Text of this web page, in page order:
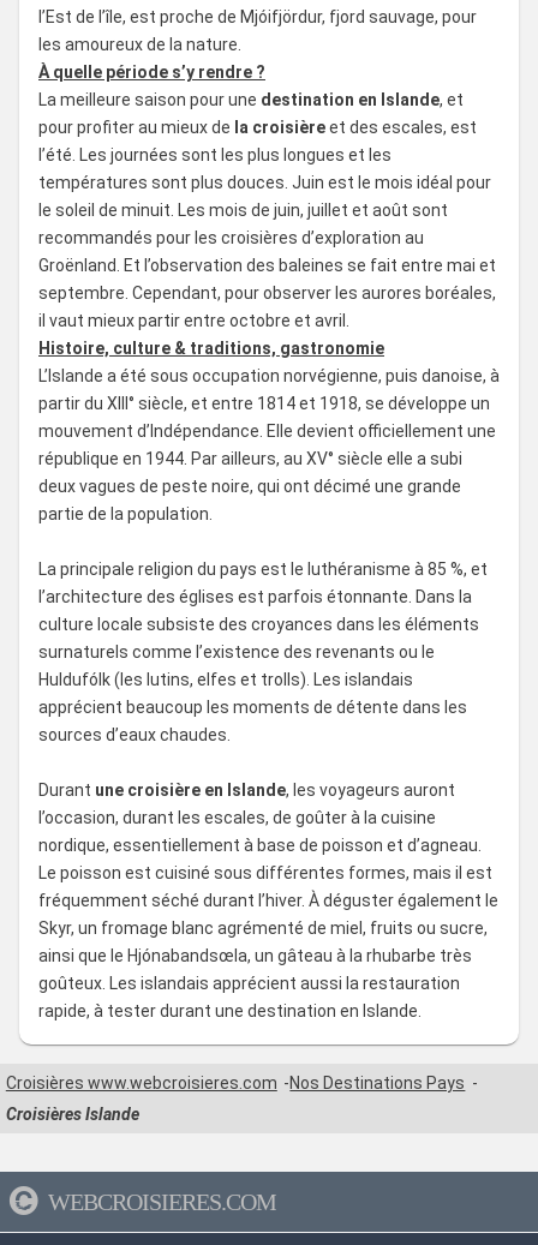
l’Est de l’île, est proche de Mjóifjördur, fjord sauvage, pour
les amoureux de la nature.
À quelle période s’y rendre ?
La meilleure saison pour une destination en Islande, et
pour profiter au mieux de la croisièreet des escales, est
l’été. Les journées sont les plus longues et les
températures sont plus douces. Juin est le mois idéal pour
le soleil de minuit. Les mois de juin, juillet et août sont
recommandés pour les croisières d’exploration au
Groënland. Et l’observation des baleines se fait entre mai et
septembre. Cependant, pour observer les aurores boréales,
il vaut mieux partir entre octobre et avril.
Histoire, culture & traditions, gastronomie
L’Islande a été sous occupation norvégienne, puis danoise, à
partir du XIII° siècle, et entre 1814 et 1918, se développe un
mouvement d’Indépendance. Elle devient officiellement une
république en 1944. Par ailleurs, au XV° siècle elle a subi
deux vagues de peste noire, qui ont décimé une grande
partie de la population.
La principale religion du pays est le luthéranisme à 85 %, et
l’architecture des églises est parfois étonnante. Dans la
culture locale subsiste des croyances dans les éléments
surnaturels comme l’existence des revenants ou le
Huldufólk (les lutins, elfes et trolls). Les islandais
apprécient beaucoup les moments de détente dans les
sources d’eaux chaudes.
Durant une croisière en Islande, les voyageurs auront
l’occasion, durant les escales, de goûter à la cuisine
nordique, essentiellement à base de poisson et d’agneau.
Le poisson est cuisiné sous différentes formes, mais il est
fréquemment séché durant l’hiver. À déguster également le
Skyr, un fromage blanc agrémenté de miel, fruits ou sucre,
ainsi que le Hjónabandsœla, un gâteau à la rhubarbe très
goûteux. Les islandais apprécient aussi la restauration
rapide, à tester durant une destination en Islande.
Croisières www.webcroisieres.com
Nos Destinations Pays
Croisières Islande
WEBCROISIERES.COM